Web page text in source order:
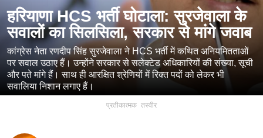
हरियाणा HCS भर्ती घोटाला: सुरजेवाला के
सवालों का सिलसिला, सरकार से मांगे जवाब
कांग्रेस नेता रणदीप सिंह सुरजेवाला ने HCS भर्ती में कथित अनियमितताओं
पर सवाल उठाए हैं। उन्होंने सरकार से सलेक्टेड अधिकारियों की संख्या, सूची
और पते मांगे हैं। साथ ही आरक्षित श्रेणियों में रिक्त पदों को लेकर भी
सवालिया निशान लगाए हैं।
प्रतीकात्मक तस्वीर